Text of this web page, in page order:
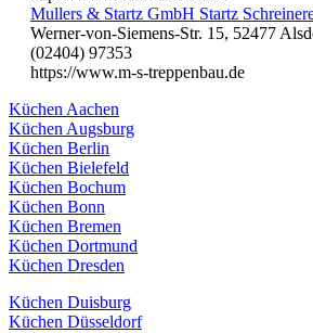
Mullers & Startz GmbH Startz
Werner-von-Siemens-Str. 15, 52477
(02404) 97353
https://www.m-s-treppenbau.de
Küchen Aachen
Küchen Augsburg
Küchen Berlin
Küchen Bielefeld
Küchen Bochum
Küchen Bonn
Küchen Bremen
Küchen Dortmund
Küchen Dresden
Küchen Duisburg
Küchen Düsseldorf